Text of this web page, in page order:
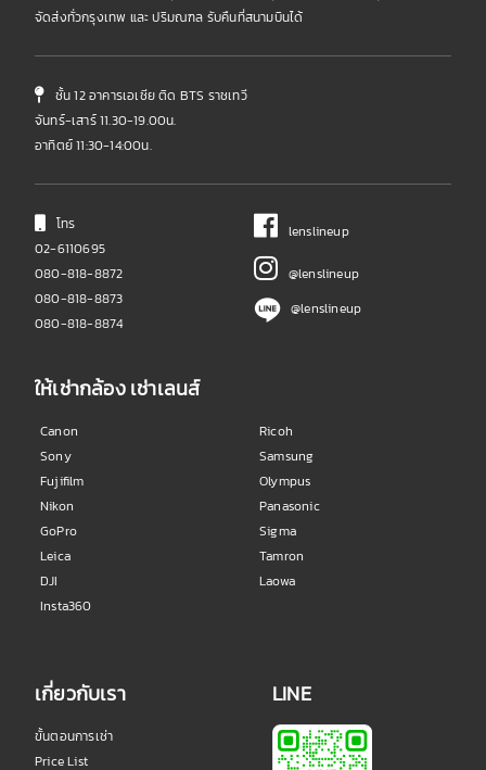
จัดส่งทั่วกรุงเทพ และ ปริมณฑล รับคืนที่สนามบินได้
ชั้น 12 อาคารเอเชีย ติด BTS ราชเทวี
จันทร์-เสาร์ 11.30-19.00น.
อาทิตย์ 11:30-14:00น.
โทร
02-6110695
080-818-8872
080-818-8873
080-818-8874
lenslineup
@lenslineup
@lenslineup
ให้เช่ากล้อง เช่าเลนส์
Canon
Sony
Fujifilm
Nikon
GoPro
Leica
DJI
Insta360
Ricoh
Samsung
Olympus
Panasonic
Sigma
Tamron
Laowa
เกี่ยวกับเรา
ขั้นตอนการเช่า
Price List
LINE